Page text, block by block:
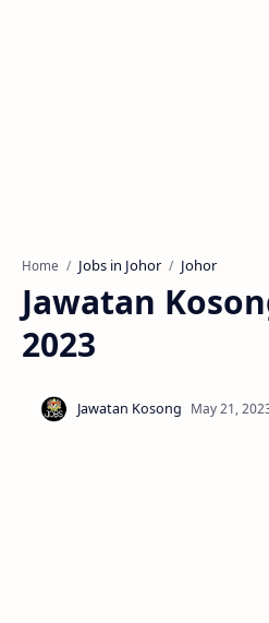
Home Jobs in Johor Johor
Jawatan
2023